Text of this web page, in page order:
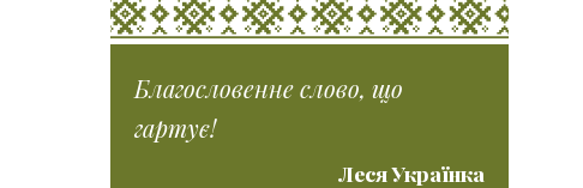
Благословенне слово, що
гартує!
Леся Українка